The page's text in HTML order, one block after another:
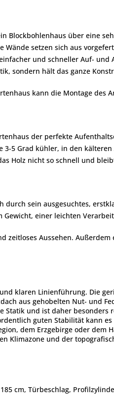
Blockbohlenhaus über eine
setzen sich aus
und schneller Auf-
sondern hält das ganze
kann die Montage des
der perfekte
5 Grad kühler, in den
Holz nicht so schnell und
durch sein ausgesuchtes,
einer leichten
zeitloses Aussehen.
klaren Linienführung. Die
aus gehobelten Nut- und
Statik und ist daher
guten Stabilität kann
dem Erzgebirge oder dem
Klimazone und der
cm, Türbeschlag,